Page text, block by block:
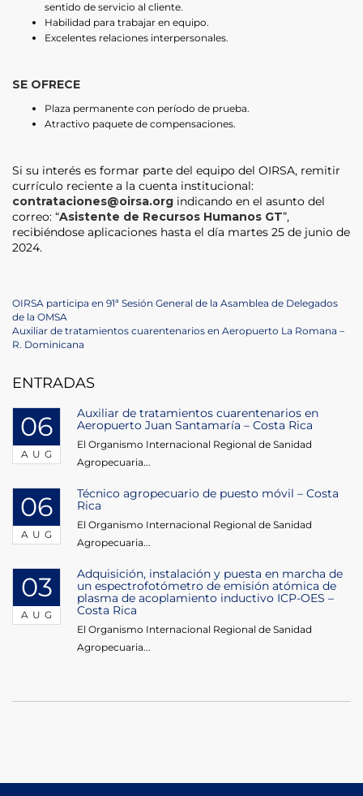
sentido de servicio al cliente.
Habilidad para trabajar en equipo.
Excelentes relaciones interpersonales.
SE OFRECE
Plaza permanente con período de prueba.
Atractivo paquete de compensaciones.
Si su interés es formar parte del equipo del OIRSA, remitir
currículo reciente a la cuenta institucional:
contrataciones@oirsa.org indicando en el asunto del
correo: “Asistente de Recursos Humanos GT”,
recibiéndose aplicaciones hasta el día martes 25 de junio de
2024.
Post
navigation
Previous
Post
OIRSA participa en 91ª Sesión General de la Asamblea de Delegados
de la OMSA
Next
Post
Auxiliar de tratamientos cuarentenarios en Aeropuerto La Romana –
R. Dominicana
ENTRADAS
06
AUG
Auxiliar de tratamientos cuarentenarios en
Aeropuerto Juan Santamaría – Costa Rica
El Organismo Internacional Regional de Sanidad
Agropecuaria...
06
AUG
Técnico agropecuario de puesto móvil – Costa
Rica
El Organismo Internacional Regional de Sanidad
Agropecuaria...
03
AUG
Adquisición, instalación y puesta en marcha de
un espectrofotómetro de emisión atómica de
plasma de acoplamiento inductivo ICP-OES –
Costa Rica
El Organismo Internacional Regional de Sanidad
Agropecuaria...